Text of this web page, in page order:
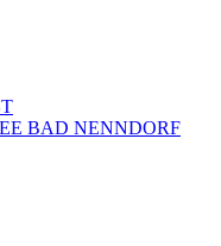
BAD NENNDORF